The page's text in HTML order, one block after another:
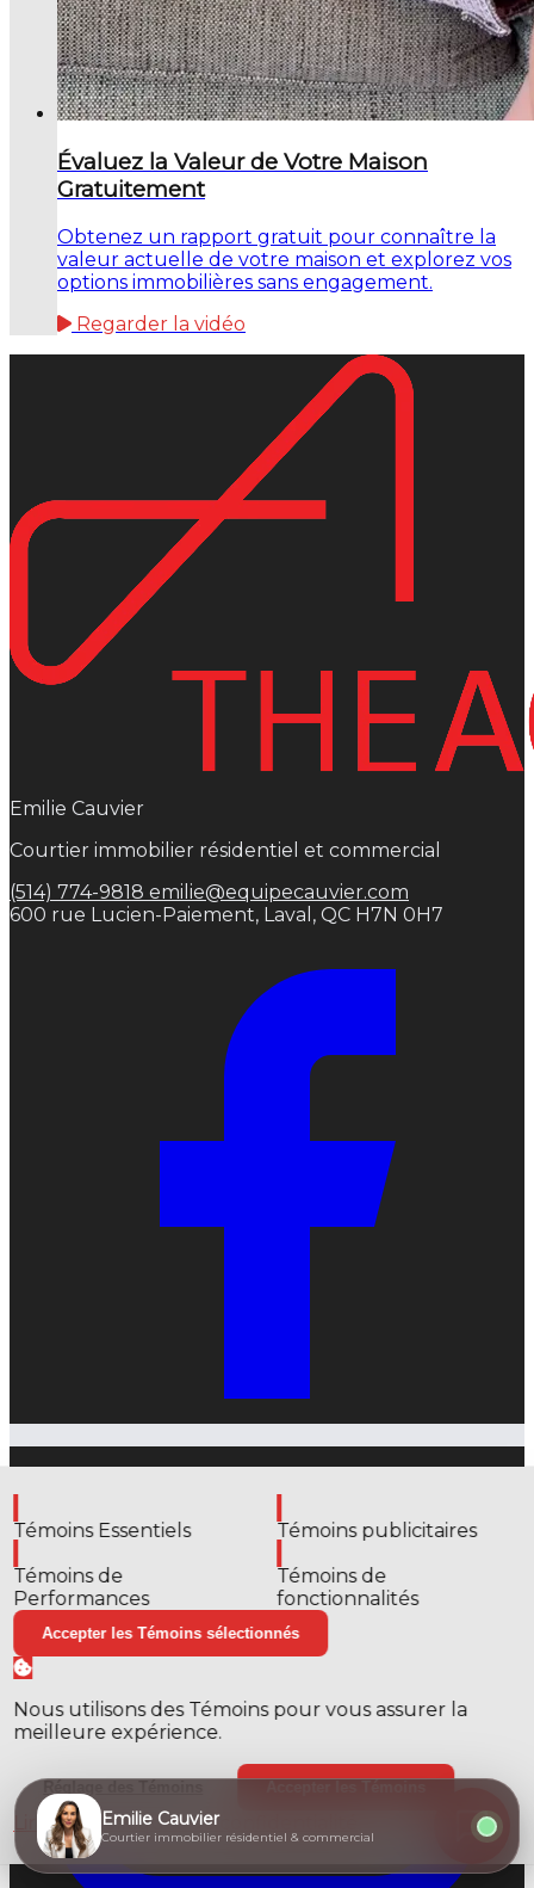
Évaluez la Valeur de Votre Maison
Gratuitement
Obtenez un rapport gratuit pour connaître la
valeur actuelle de votre maison et explorez vos
options immobilières sans engagement.
Regarder la vidéo
Emilie Cauvier
Courtier immobilier résidentiel et commercial
(514) 774-9818 emilie@equipecauvier.com
600 rue Lucien-Paiement, Laval, QC H7N 0H7
Témoins Essentiels
Témoins de
Performances
Témoins publicitaires
Témoins de
fonctionnalités
Accepter les Témoins sélectionnés
Nous utilisons des Témoins pour vous assurer la
meilleure expérience.
Lire nos politiques de confidentialité
Emilie Cauvier
Courtier immobilier résidentiel & commercial